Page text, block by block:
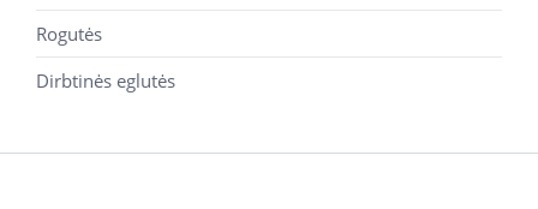
Rogutės
Dirbtinės eglutės